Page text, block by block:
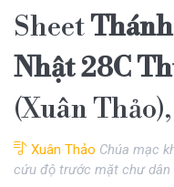
Sheet
Nhật 28C
(Xuân
Xuân Thảo Chúa mạc
cứu độ trước mặt chư dân